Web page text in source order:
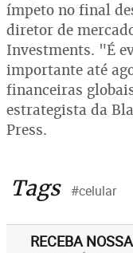
ímpeto no final
diretor de
Investments. "É
importante até
financeiras
estrategista da
Press.
Tags #celular
RECEBA